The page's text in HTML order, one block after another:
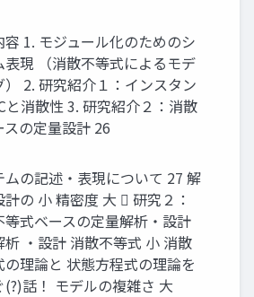
容 1. モジュール化のためのシ
表現 （消散不等式によるモデ
） 2. 研究紹介１：インスタン
と消散性 3. 研究紹介２：消散
スの定量設計 26
ムの記述・表現について 27 解
の 小 精密度 大  研究２：
等式ベースの定量解析・設計
析 ・設計 消散不等式 小 消散
の理論と 状態方程式の理論を
(?)話！ モデルの複雑さ 大